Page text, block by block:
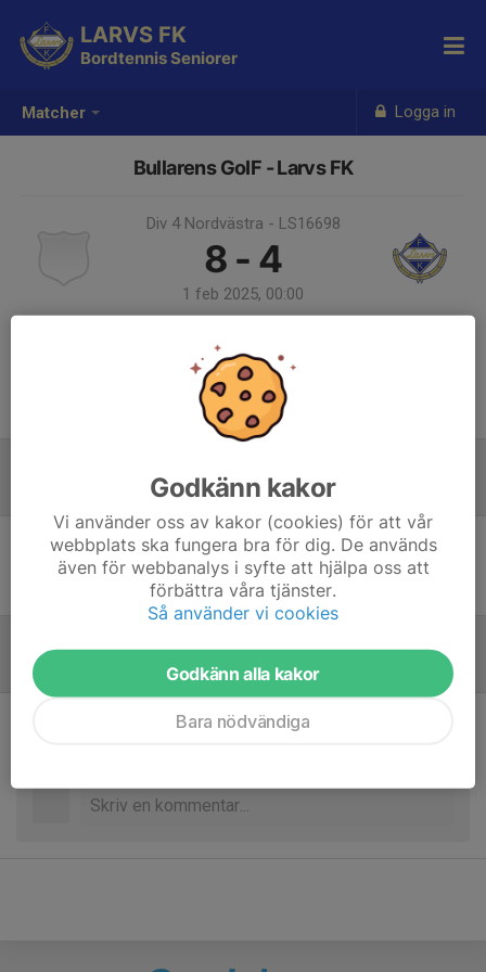
Matcher Logga in
LARVS FK
Bordtennis Seniorer
Bullarens GoIF - Larvs FK
Div 4 Nordvästra - LS16698
8 - 4
1 feb 2025, 00:00
Samling 23:00
Laguppställning
Ingen uppställning ifylld
Referat
Godkänn kakor
Vi använder oss av kakor (cookies) för att vår
webbplats ska fungera bra för dig. De används
även för webbanalys i syfte att hjälpa oss att
förbättra våra tjänster.
Så använder vi cookies
Godkänn alla kakor
Bara nödvändiga